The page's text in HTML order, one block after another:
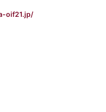
oif21.jp/